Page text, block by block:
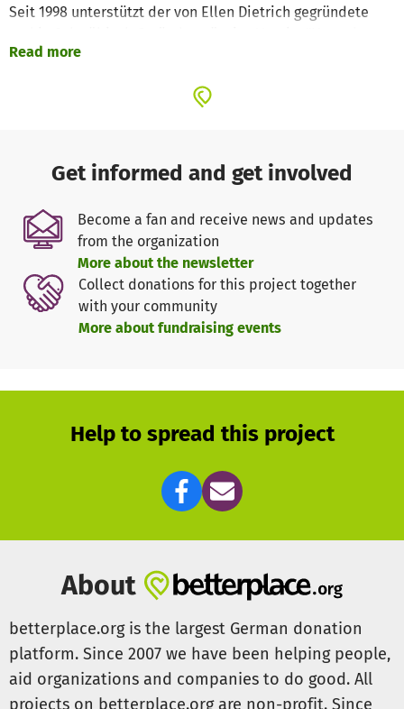
Seit 1998 unterstützt der von Ellen Dietrich gegründete
Hoffnung-Hilfe für Nepal e.V." Voll-, Halbwaisen und
seinem Kinderheim in Kathmandu und ermöglicht ihnen
Die Zahl der Kinder ist von ursprünglich 13 auf inzwischen
150 Kinder angewachsen.
Zahlreiche
Ostalb helfen den Kindern beim Lernen für die Schule und
beim Entdecken und Entfalten ihrer Fähigkeiten in der
Freizeit.
Der Verein leistete 2015 auch Erdbebenhilfe. Von Juni
2020 bis März 2021 sammelte er über diese Plattform sehr
erfolgreich Spenden, um Lebensmittelpakete,
z.B. einen Feuerausbruch um ihr ganzes Hab und Gut
beraubt wurden.
Immer wieder finden Vorträge und Konzerte zugunsten der
vom Verein unterstützten Kinder in der Ostalb statt.
Read more
Get informed and get involved
Become a fan and receive news and updates
from the organization
More about the newsletter
Collect donations for this project together
with your community
More about fundraising events
Help to spread this project
About
betterplace.org is the largest German donation
platform. Since 2007 we have been helping people,
aid organizations and companies to do good. All
projects on betterplace.org are non-profit. Since